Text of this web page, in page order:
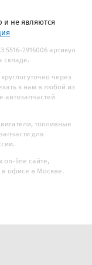
и не являются
2916006 артикул
складе.
через
к нам в любой из
топливные
для
on-line сайте,
в офисе в Москве.